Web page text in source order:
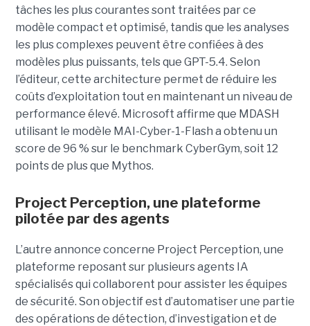
tâches les plus courantes sont traitées par ce
modèle compact et optimisé, tandis que les analyses
les plus complexes peuvent être confiées à des
modèles plus puissants, tels que GPT-5.4. Selon
l’éditeur, cette architecture permet de réduire les
coûts d’exploitation tout en maintenant un niveau de
performance élevé. Microsoft affirme que MDASH
utilisant le modèle MAI-Cyber-1-Flash a obtenu un
score de 96 % sur le benchmark CyberGym, soit 12
points de plus que Mythos.
Project Perception, une plateforme
pilotée par des agents
L’autre annonce concerne Project Perception, une
plateforme reposant sur plusieurs agents IA
spécialisés qui collaborent pour assister les équipes
de sécurité. Son objectif est d’automatiser une partie
des opérations de détection, d’investigation et de